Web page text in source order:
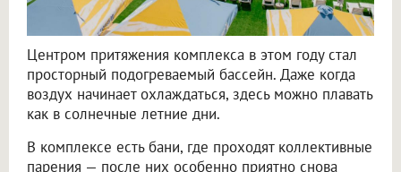
Центром притяжения комплекса в этом году стал
просторный подогреваемый бассейн. Даже когда
воздух начинает охлаждаться, здесь можно плавать
как в солнечные летние дни.
В комплексе есть бани, где проходят коллективные
парения — после них особенно приятно снова